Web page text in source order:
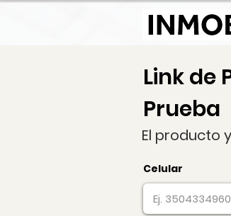
Link de
Prueba
El producto
Celular